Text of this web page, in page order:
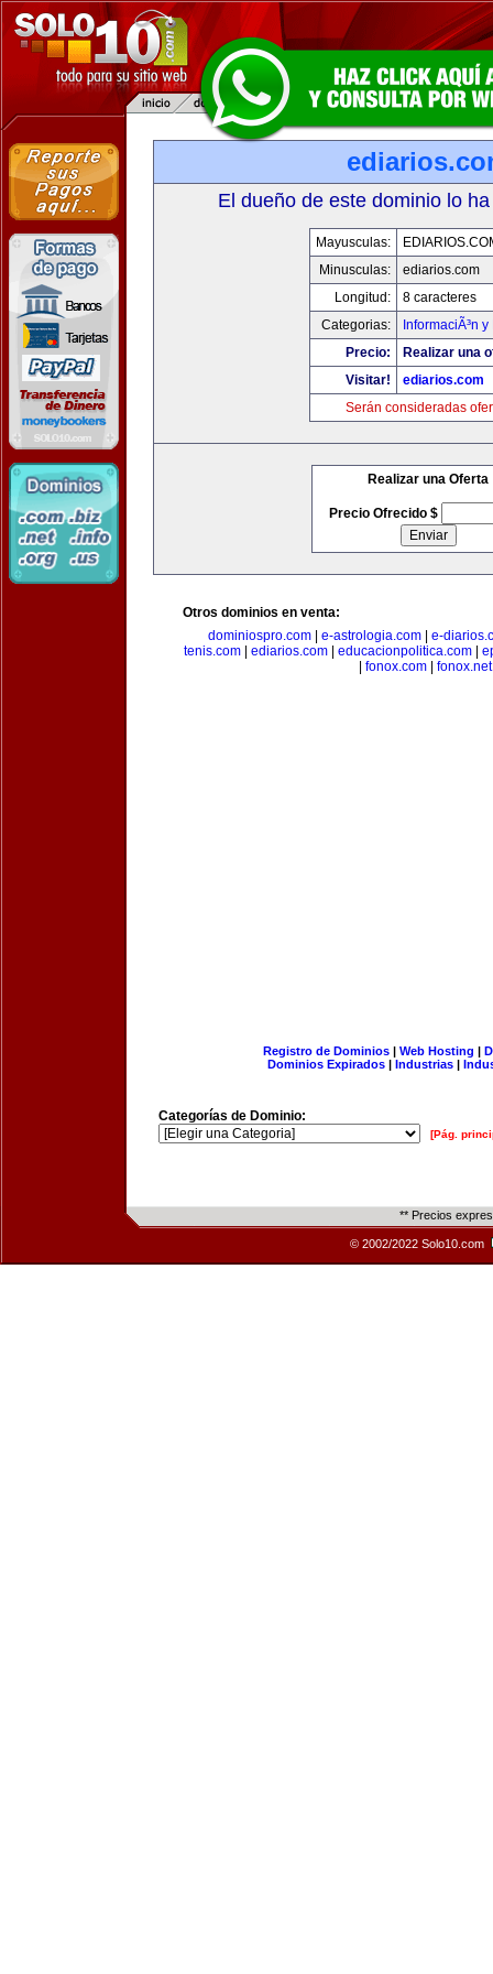
El dueño de este dominio lo
Mayusculas:
Minusculas:
ediarios.com
Longitud:
8 caracteres
Categorias:
InformaciÃ³n
Precio:
Realizar una
Visitar!
ediarios.com
Serán consideradas
Realizar una Oferta
Precio Ofrecido $
Otros dominios en venta:
dominiospro.com
e-astrologia.com
e-
tenis.com
ediarios.com educacionpolitica.com
fonox.com| fonox.net
Registro de Dominios| Web Hosting |
Dominios Expirados | Industrias |
Categorías de Dominio:
[Pág.
** Precios
© 2002/2022 Solo10.com